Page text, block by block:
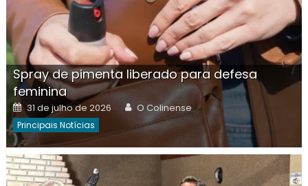
Spray de pimenta liberado para defesa
feminina
Posted
on
31 de julho de 2026 Author
O Colinense
Principais Notícias